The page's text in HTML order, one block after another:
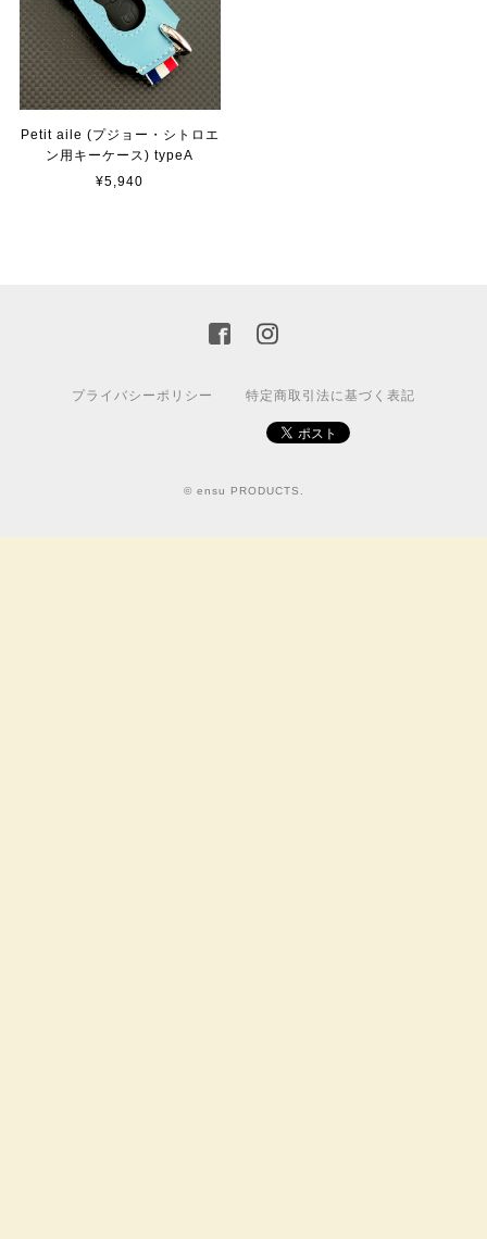
Petit aile (プジョー・シトロエ
ン用キーケース) typeA
¥5,940
プライバシーポリシー 特定商取引法に基づく表記
© ensu PRODUCTS.